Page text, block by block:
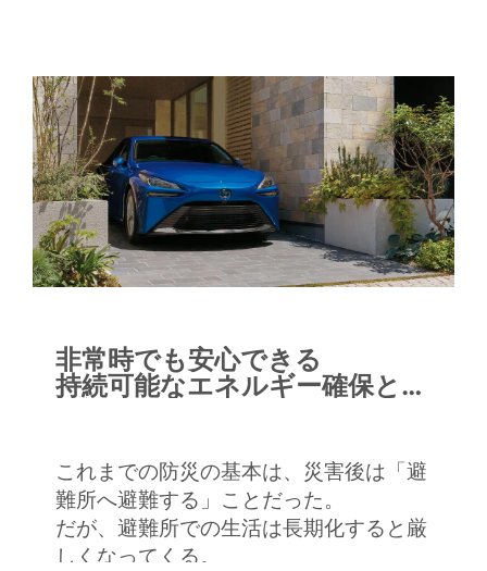
非常時でも安心できる
持続可能なエネルギー確保と感
これまでの防災の基本は、災害後は「避
難所へ避難する」ことだった。
だが、避難所での生活は長期化すると厳
しくなってくる。